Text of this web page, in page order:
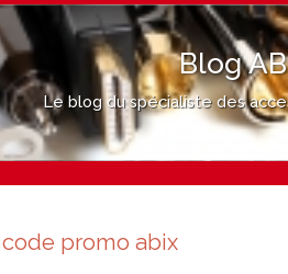
Blog
Le blog du spécialiste des
code promo abix